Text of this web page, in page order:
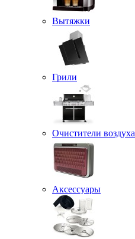
Вытяжки
Грили
Очистители воздуха
Аксессуары